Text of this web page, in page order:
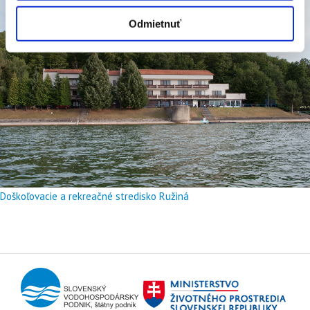
Odmietnuť
Doškoľovacie a rekreačné stredisko Ružiná